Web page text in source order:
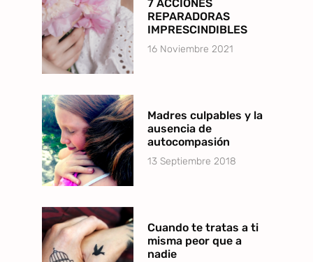
7 ACCIONES
REPARADORAS
IMPRESCINDIBLES
16 Noviembre 2021
Madres culpables y la
ausencia de
autocompasión
13 Septiembre 2018
Cuando te tratas a ti
misma peor que a
nadie